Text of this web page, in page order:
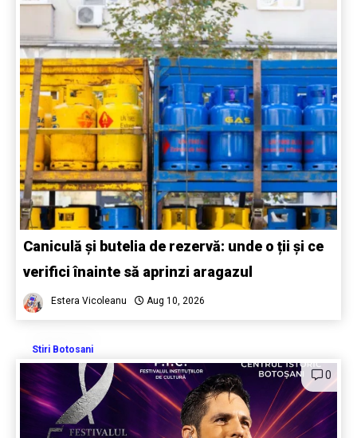
Caniculă și butelia de rezervă: unde o ții și ce
verifici înainte să aprinzi aragazul
Estera Vicoleanu Aug 10, 2026
Stiri Botosani
0